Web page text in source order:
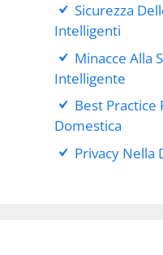
Sicurezza
Intelligenti
Minacce Alla
Intelligente
Best Practice
Domestica
Privacy Nella